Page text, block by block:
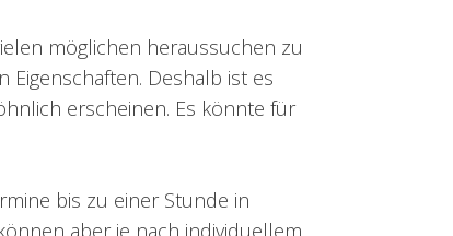
möglichen heraussuchen zu
Deshalb ist es
erscheinen. Es könnte für
bis zu einer Stunde in
aber je nach individuellem